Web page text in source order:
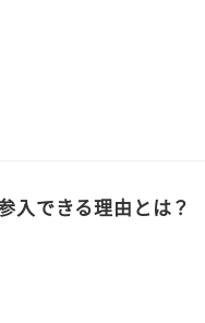
入できる理由とは？